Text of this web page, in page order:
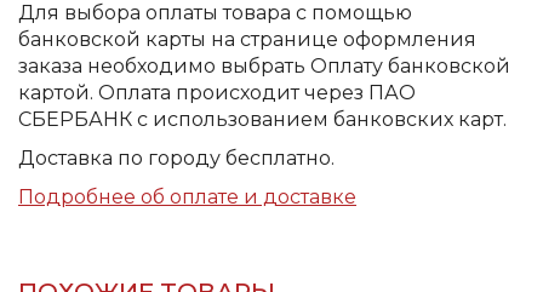
Для выбора оплаты товара с помощью
банковской карты на странице оформления
заказа необходимо выбрать Оплату банковской
картой. Оплата происходит через ПАО
СБЕРБАНК с использованием банковских карт.
Доставка по городу бесплатно.
Подробнее об оплате и доставке